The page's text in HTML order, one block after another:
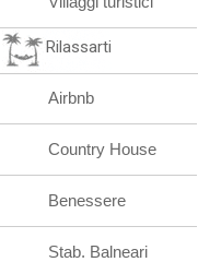
Rilassarti
Airbnb
Country House
Benessere
Stab. Balneari